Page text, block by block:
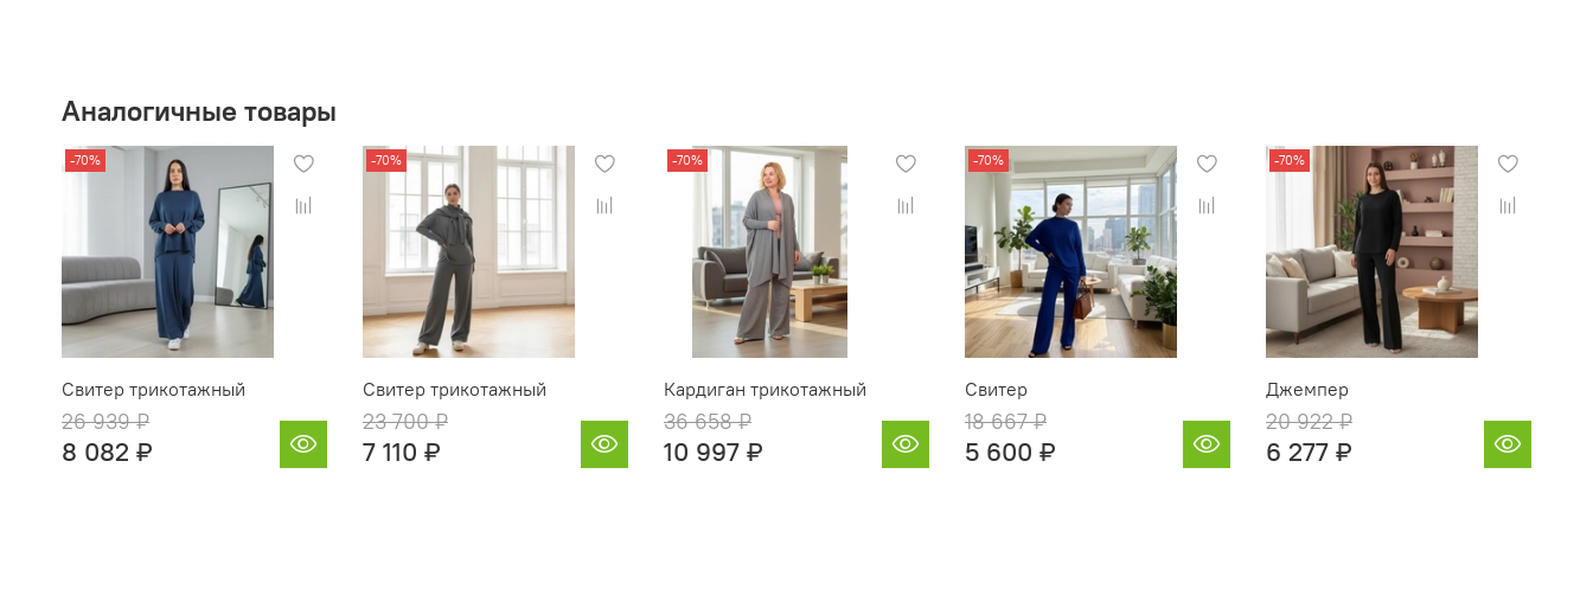
Аналогичные товары
-70%
Свитер трикотажный
26 939 ₽
8 082 ₽
-70%
Свитер трикотажный
23 700 ₽
7 110 ₽
-70%
Кардиган трикотажный
36 658 ₽
10 997 ₽
-70%
Свитер
18 667 ₽
5 600 ₽
-70%
Джемпер
20 922 ₽
6 277 ₽